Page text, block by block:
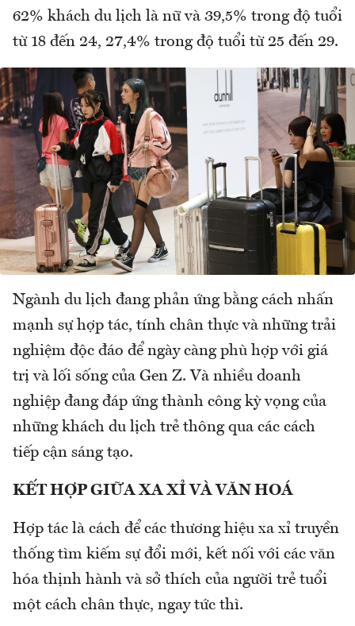
62% khách du lịch là nữ và 39,5% trong độ tuổi
từ 18 đến 24, 27,4% trong độ tuổi từ 25 đến 29.
Ngành du lịch đang phản ứng bằng cách nhấn
mạnh sự hợp tác, tính chân thực và những trải
nghiệm độc đáo để ngày càng phù hợp với giá
trị và lối sống của Gen Z. Và nhiều doanh
nghiệp đang đáp ứng thành công kỳ vọng của
những khách du lịch trẻ thông qua các cách
tiếp cận sáng tạo.
KẾT HỢP GIỮA XA XỈ VÀ VĂN HOÁ
Hợp tác là cách để các thương hiệu xa xỉ truyền
thống tìm kiếm sự đổi mới, kết nối với các văn
hóa thịnh hành và sở thích của người trẻ tuổi
một cách chân thực, ngay tức thì.